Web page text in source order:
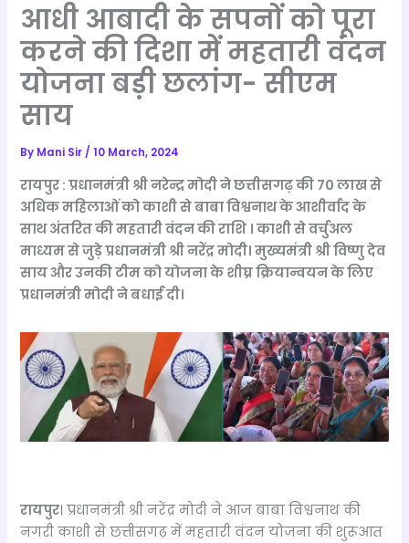
आधी आबादी के सपनों को पूरा
करने की दिशा में महतारी वंदन
योजना बड़ी छलांग- सीएम
साय
By Mani Sir/10 March, 2024
रायपुर : प्रधानमंत्री श्री नरेन्द्र मोदी ने छत्तीसगढ़ की 70 लाख से
अधिक महिलाओं को काशी से बाबा विश्वनाथ के आशीर्वाद के
साथ अंतरित की महतारी वंदन की राशि । काशी से वर्चुअल
माध्यम से जुड़े प्रधानमंत्री श्री नरेंद्र मोदी। मुख्यमंत्री श्री विष्णु देव
साय और उनकी टीम को योजना के शीघ्र क्रियान्वयन के लिए
प्रधानमंत्री मोदी ने बधाई दी।
रायपुर। प्रधानमंत्री श्री नरेंद्र मोदी ने आज बाबा विश्वनाथ की
नगरी काशी से छत्तीसगढ़ में महतारी वंदन योजना की शुरूआत